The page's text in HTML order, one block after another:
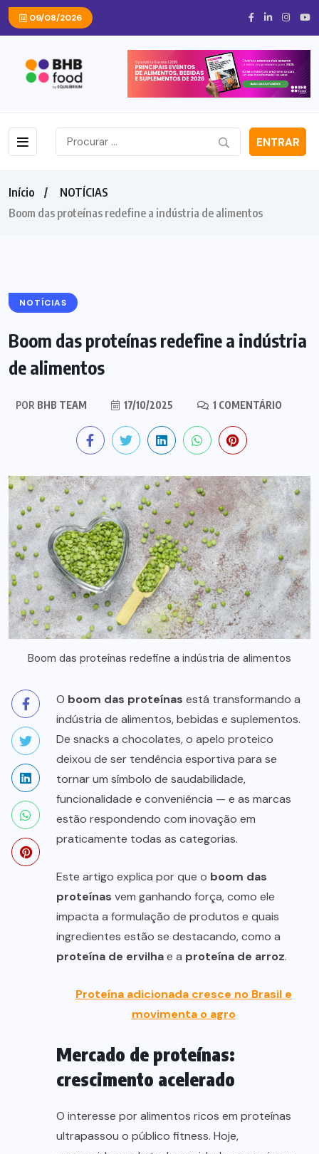
09/08/2026
ENTRAR
Início
NOTÍCIAS
Boom das proteínas redefine a indústria de alimentos
NOTÍCIAS
Boom das proteínas redefine a indústria
de alimentos
POR BHB TEAM 17/10/2025 1 COMENTÁRIO
Boom das proteínas redefine a indústria de alimentos
O boom das proteínas está transformando a
indústria de alimentos, bebidas e suplementos.
De snacks a chocolates, o apelo proteico
deixou de ser tendência esportiva para se
tornar um símbolo de saudabilidade,
funcionalidade e conveniência — e as marcas
estão respondendo com inovação em
praticamente todas as categorias.
Este artigo explica por que o boom das
proteínas vem ganhando força, como ele
impacta a formulação de produtos e quais
ingredientes estão se destacando, como a
proteína de ervilhae a proteína de arroz.
Proteína adicionada cresce no Brasil e
movimenta o agro
Mercado de proteínas:
crescimento acelerado
O interesse por alimentos ricos em proteínas
ultrapassou o público fitness. Hoje,